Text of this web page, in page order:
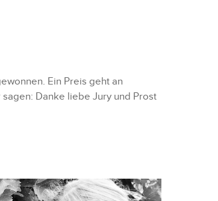
Ein Preis geht an
Danke liebe Jury und Prost